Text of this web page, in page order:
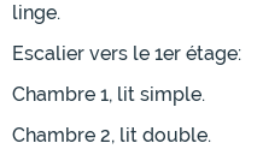
linge.
Escalier vers le 1er étage:
Chambre 1, lit simple.
Chambre 2, lit double.